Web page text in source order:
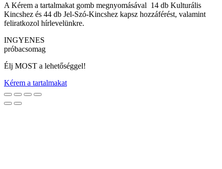
A Kérem a tartalmakat gomb megnyomásával 14 db Kulturális
Kincshez és 44 db Jel-Szó-Kincshez kapsz hozzáférést, valamint
feliratkozol hírlevelünkre.
INGYENES
próbacsomag
Élj MOST a lehetőséggel!
Kérem a tartalmakat